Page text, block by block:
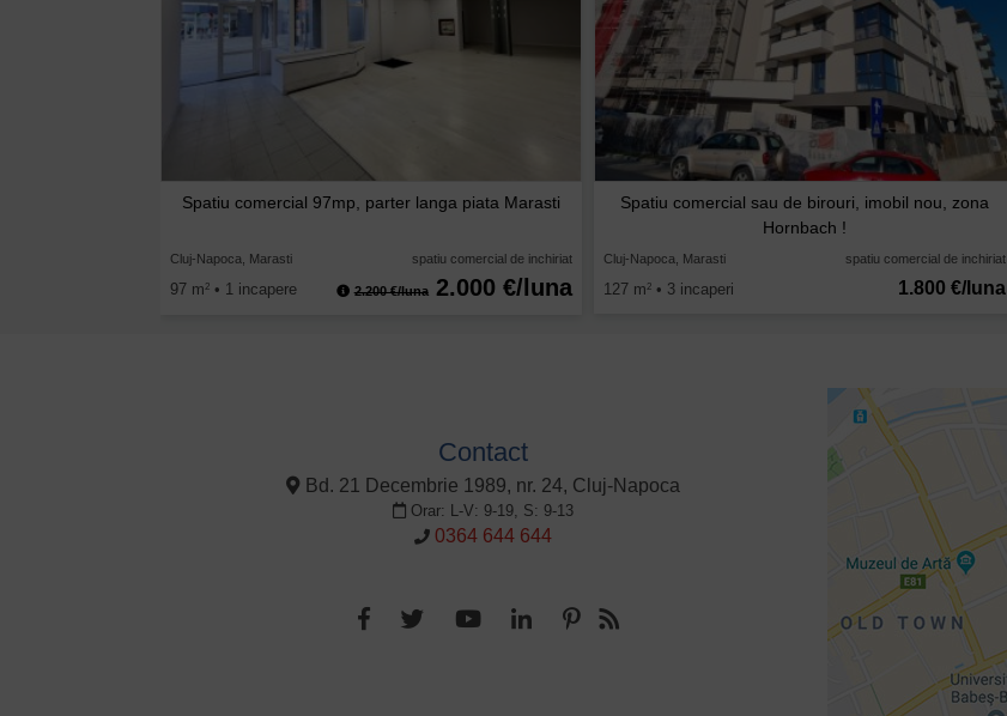
Spatiu comercial 97mp, parter langa piata Marasti
Cluj-Napoca, Marasti spatiu comercial de inchiriat
97 m2 • 1 incapere 2.200 €/luna 2.000 €/luna
Spatiu comercial sau de birouri, imobil nou, zona
Hornbach !
Cluj-Napoca, Marasti spatiu comercial de inchiriat
127 m2 • 3 incaperi 1.800 €/luna
Contact
Bd. 21 Decembrie 1989, nr. 24, Cluj-Napoca
Orar: L-V: 9-19, S: 9-13
0364 644 644